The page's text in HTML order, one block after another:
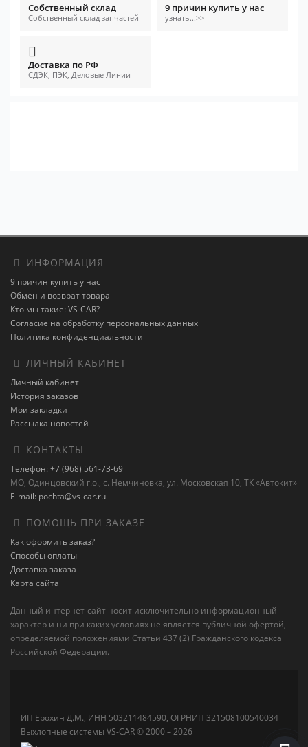
Собственный склад
Собственный склад запчастей
9 причин купить у нас
узнать...>>
Доставка по РФ
СДЭК, ПЭК, Деловые Линии
ИНФОРМАЦИЯ
9 причин купить у нас
Обмен и возврат товара
Кто мы такие: VS-CAR?
Согласие на обработку персональных данных
Политика конфиденциальности
ЛИЧНЫЙ КАБИНЕТ
Личный кабинет
История заказов
Мои закладки
Рассылка новостей
КОНТАКТЫ
Телефон: +7 (968) 561-73-69
МО, Одинцовский г.о., с. Немчиновка, ул. Московская 10, ТК «Автокит»
E-mail: pochta@vs-car.ru
ПОМОЩЬ ПРИ ЗАКАЗЕ
Как оформить заказ?
Способы оплаты
Доставка заказа
Карта сайта
Данный интернет-сайт носит исключительно информационный
характер и ни при каких условиях не является публичной офертой,
определяемой положениями Статьи 437 (2) Гражданского кодекса
Российской Федерации.
ИП Ерохин Д.М., ИНН 503211484590, ОГРНИП 321508100540034
Выхлопные системы VS-CAR © 2000 – 2026